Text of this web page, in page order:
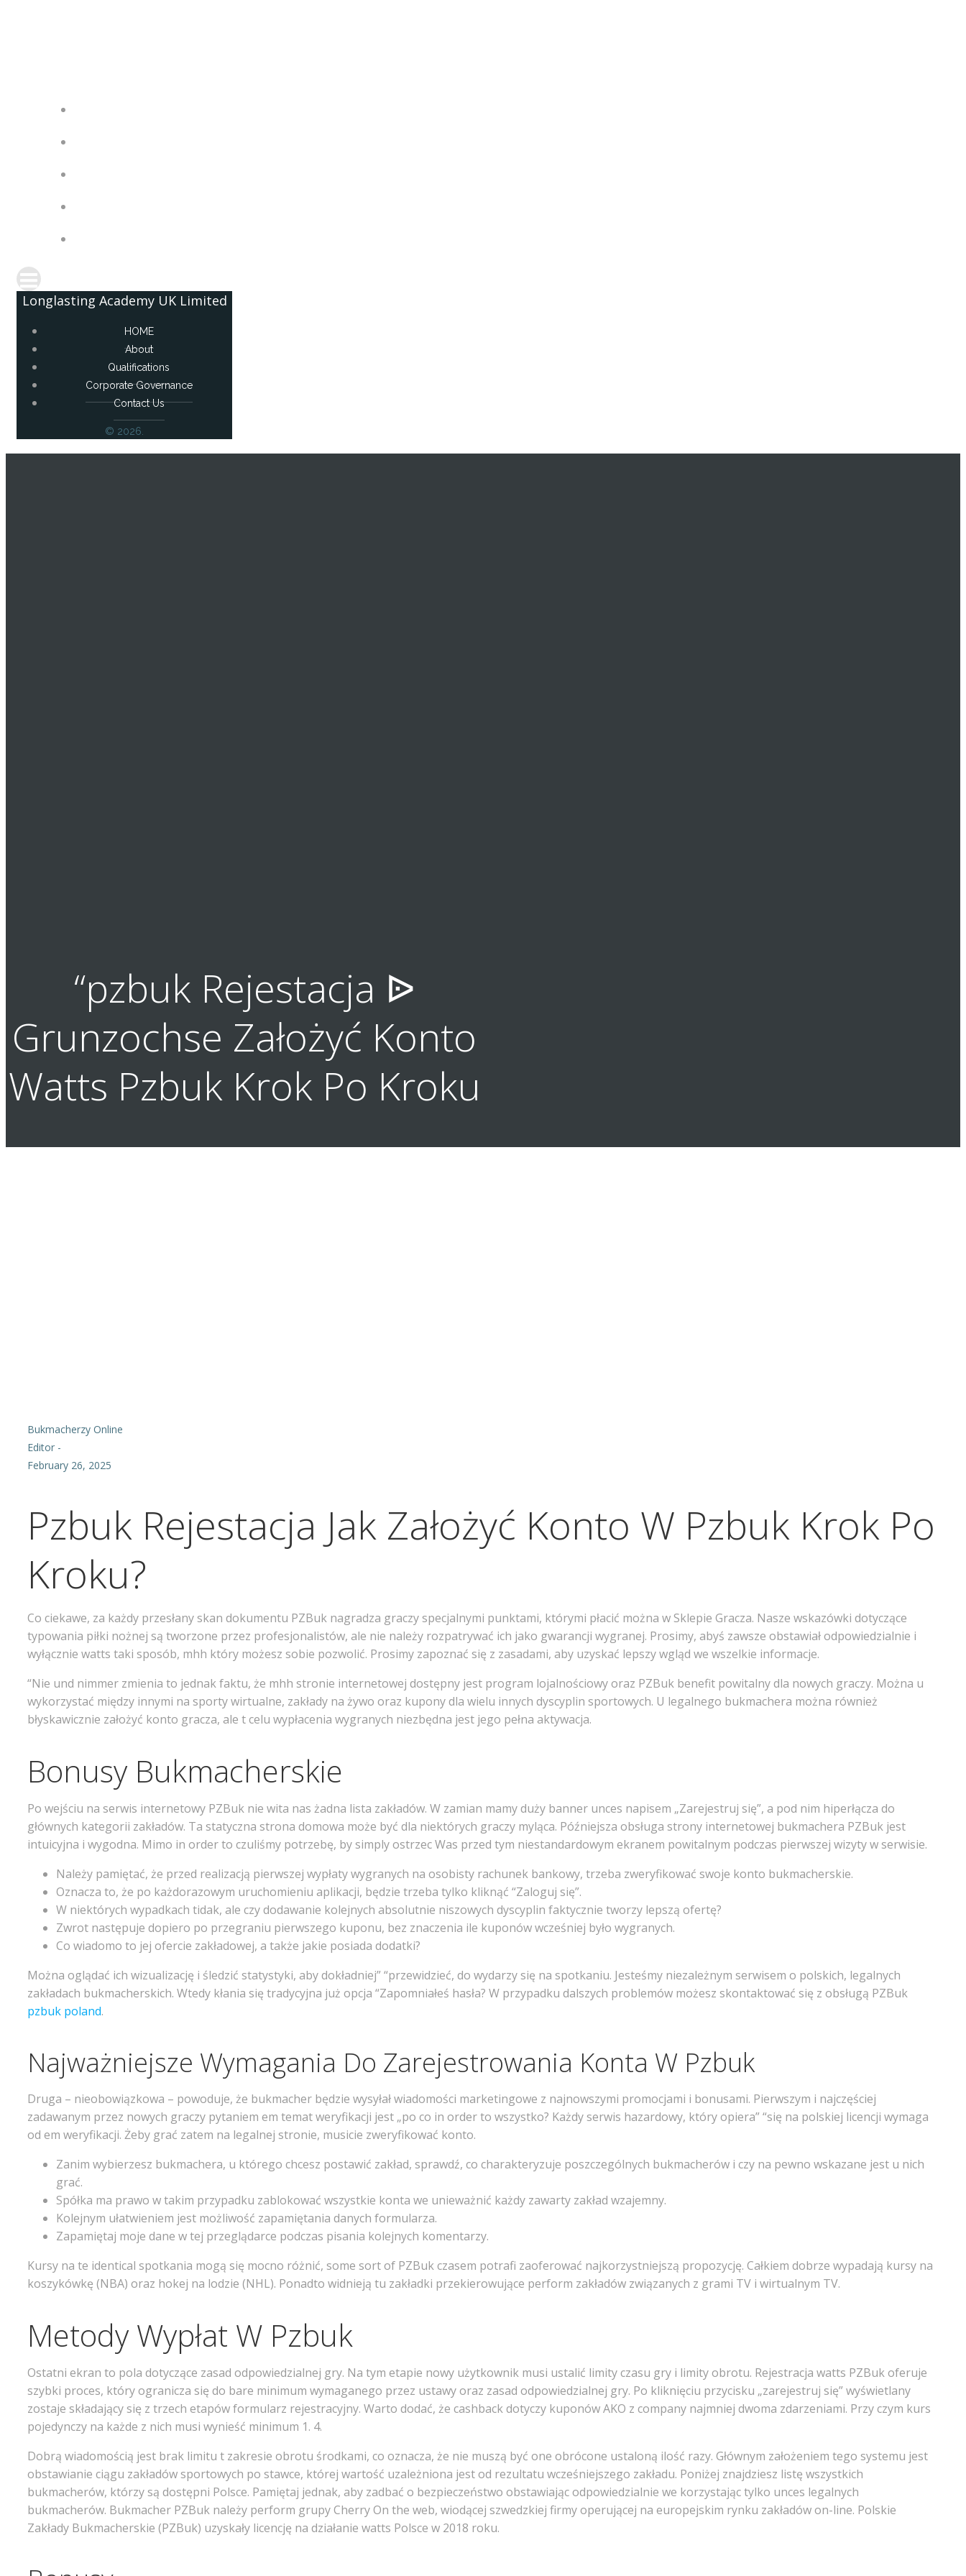
Longlasting Academy UK Limited
HOME
About
Qualifications
Corporate Governance
Contact Us
© 2026.
“pzbuk Rejestacja ᐉ
Grunzochse Założyć Konto
Watts Pzbuk Krok Po Kroku
Bukmacherzy Online
Editor -
February 26, 2025
Pzbuk Rejestacja Jak Założyć Konto W Pzbuk Krok Po
Kroku?
Co ciekawe, za każdy przesłany skan dokumentu PZBuk nagradza graczy specjalnymi punktami, którymi płacić można w Sklepie Gracza. Nasze wskazówki dotyczące
typowania piłki nożnej są tworzone przez profesjonalistów, ale nie należy rozpatrywać ich jako gwarancji wygranej. Prosimy, abyś zawsze obstawiał odpowiedzialnie i
wyłącznie watts taki sposób, mhh który możesz sobie pozwolić. Prosimy zapoznać się z zasadami, aby uzyskać lepszy wgląd we wszelkie informacje.
“Nie und nimmer zmienia to jednak faktu, że mhh stronie internetowej dostępny jest program lojalnościowy oraz PZBuk benefit powitalny dla nowych graczy. Można u
wykorzystać między innymi na sporty wirtualne, zakłady na żywo oraz kupony dla wielu innych dyscyplin sportowych. U legalnego bukmachera można również
błyskawicznie założyć konto gracza, ale t celu wypłacenia wygranych niezbędna jest jego pełna aktywacja.
Bonusy Bukmacherskie
Po wejściu na serwis internetowy PZBuk nie wita nas żadna lista zakładów. W zamian mamy duży banner unces napisem „Zarejestruj się”, a pod nim hiperłącza do
głównych kategorii zakładów. Ta statyczna strona domowa może być dla niektórych graczy myląca. Późniejsza obsługa strony internetowej bukmachera PZBuk jest
intuicyjna i wygodna. Mimo in order to czuliśmy potrzebę, by simply ostrzec Was przed tym niestandardowym ekranem powitalnym podczas pierwszej wizyty w serwisie.
Należy pamiętać, że przed realizacją pierwszej wypłaty wygranych na osobisty rachunek bankowy, trzeba zweryfikować swoje konto bukmacherskie.
Oznacza to, że po każdorazowym uruchomieniu aplikacji, będzie trzeba tylko kliknąć “Zaloguj się”.
W niektórych wypadkach tidak, ale czy dodawanie kolejnych absolutnie niszowych dyscyplin faktycznie tworzy lepszą ofertę?
Zwrot następuje dopiero po przegraniu pierwszego kuponu, bez znaczenia ile kuponów wcześniej było wygranych.
Co wiadomo to jej ofercie zakładowej, a także jakie posiada dodatki?
Można oglądać ich wizualizację i śledzić statystyki, aby dokładniej” “przewidzieć, do wydarzy się na spotkaniu. Jesteśmy niezależnym serwisem o polskich, legalnych
zakładach bukmacherskich. Wtedy kłania się tradycyjna już opcja “Zapomniałeś hasła? W przypadku dalszych problemów możesz skontaktować się z obsługą PZBuk
pzbuk poland.
Najważniejsze Wymagania Do Zarejestrowania Konta W Pzbuk
Druga – nieobowiązkowa – powoduje, że bukmacher będzie wysyłał wiadomości marketingowe z najnowszymi promocjami i bonusami. Pierwszym i najczęściej
zadawanym przez nowych graczy pytaniem em temat weryfikacji jest „po co in order to wszystko? Każdy serwis hazardowy, który opiera” “się na polskiej licencji wymaga
od em weryfikacji. Żeby grać zatem na legalnej stronie, musicie zweryfikować konto.
Zanim wybierzesz bukmachera, u którego chcesz postawić zakład, sprawdź, co charakteryzuje poszczególnych bukmacherów i czy na pewno wskazane jest u nich
grać.
Spółka ma prawo w takim przypadku zablokować wszystkie konta we unieważnić każdy zawarty zakład wzajemny.
Kolejnym ułatwieniem jest możliwość zapamiętania danych formularza.
Zapamiętaj moje dane w tej przeglądarce podczas pisania kolejnych komentarzy.
Kursy na te identical spotkania mogą się mocno różnić, some sort of PZBuk czasem potrafi zaoferować najkorzystniejszą propozycję. Całkiem dobrze wypadają kursy na
koszykówkę (NBA) oraz hokej na lodzie (NHL). Ponadto widnieją tu zakładki przekierowujące perform zakładów związanych z grami TV i wirtualnym TV.
Metody Wypłat W Pzbuk
Ostatni ekran to pola dotyczące zasad odpowiedzialnej gry. Na tym etapie nowy użytkownik musi ustalić limity czasu gry i limity obrotu. Rejestracja watts PZBuk oferuje
szybki proces, który ogranicza się do bare minimum wymaganego przez ustawy oraz zasad odpowiedzialnej gry. Po kliknięciu przycisku „zarejestruj się” wyświetlany
zostaje składający się z trzech etapów formularz rejestracyjny. Warto dodać, że cashback dotyczy kuponów AKO z company najmniej dwoma zdarzeniami. Przy czym kurs
pojedynczy na każde z nich musi wynieść minimum 1. 4.
Dobrą wiadomością jest brak limitu t zakresie obrotu środkami, co oznacza, że nie muszą być one obrócone ustaloną ilość razy. Głównym założeniem tego systemu jest
obstawianie ciągu zakładów sportowych po stawce, której wartość uzależniona jest od rezultatu wcześniejszego zakładu. Poniżej znajdziesz listę wszystkich
bukmacherów, którzy są dostępni Polsce. Pamiętaj jednak, aby zadbać o bezpieczeństwo obstawiając odpowiedzialnie we korzystając tylko unces legalnych
bukmacherów. Bukmacher PZBuk należy perform grupy Cherry On the web, wiodącej szwedzkiej firmy operującej na europejskim rynku zakładów on-line. Polskie
Zakłady Bukmacherskie (PZBuk) uzyskały licencję na działanie watts Polsce w 2018 roku.